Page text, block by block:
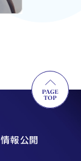
情報公開